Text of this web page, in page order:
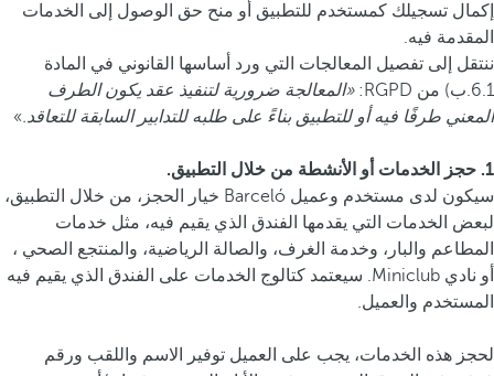
إكمال تسجيلك كمستخدم للتطبيق أو منح حق الوصول إلى الخدمات
المقدمة فيه.
ننتقل إلى تفصيل المعالجات التي ورد أساسها القانوني في المادة
6.1.ب) من RGPD:
«المعالجة ضرورية لتنفيذ عقد يكون الطرف
المعني طرفًا فيه أو للتطبيق بناءً على طلبه للتدابير السابقة للتعاقد.»
1. حجز الخدمات أو الأنشطة من خلال التطبيق.
سيكون لدى مستخدم وعميل Barceló خيار الحجز، من خلال التطبيق،
لبعض الخدمات التي يقدمها الفندق الذي يقيم فيه، مثل خدمات
المطاعم والبار، وخدمة الغرف، والصالة الرياضية، والمنتجع الصحي ،
أو نادي Miniclub. سيعتمد كتالوج الخدمات على الفندق الذي يقيم فيه
المستخدم والعميل.
لحجز هذه الخدمات، يجب على العميل توفير
الاسم واللقب ورقم